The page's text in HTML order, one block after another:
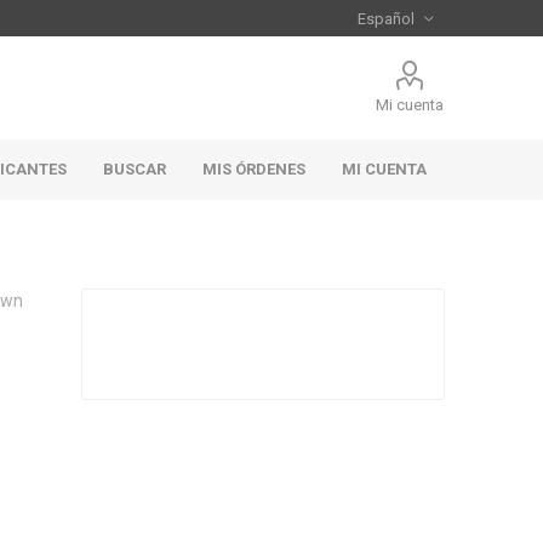
Mi cuenta
BUSCAR MIS ÓRDENES MI CUENTA